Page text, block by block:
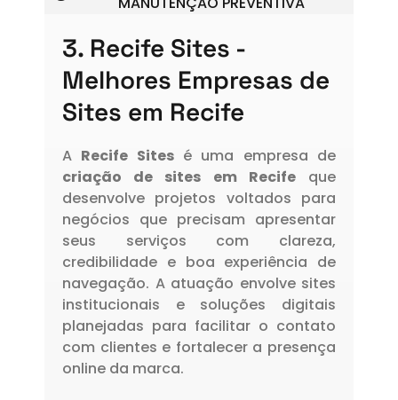
3. Recife Sites -
Melhores Empresas de
Sites em Recife
A Recife Sitesé uma empresa de
criação de sites em Recifeque
desenvolve projetos voltados para
negócios que precisam apresentar
seus serviços com clareza,
credibilidade e boa experiência de
navegação. A atuação envolve sites
institucionais e soluções digitais
planejadas para facilitar o contato
com clientes e fortalecer a presença
online da marca.